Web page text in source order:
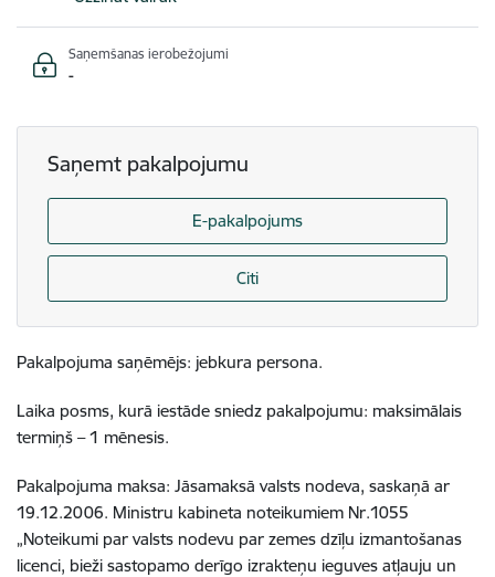
Saņemšanas ierobežojumi
-
Saņemt pakalpojumu
E-pakalpojums
Citi
Pakalpojuma saņēmējs: jebkura persona.
Laika posms, kurā iestāde sniedz pakalpojumu: maksimālais
termiņš – 1 mēnesis.
Pakalpojuma maksa: Jāsamaksā valsts nodeva, saskaņā ar
19.12.2006. Ministru kabineta noteikumiem Nr.1055
„Noteikumi par valsts nodevu par zemes dzīļu izmantošanas
licenci, bieži sastopamo derīgo izrakteņu ieguves atļauju un